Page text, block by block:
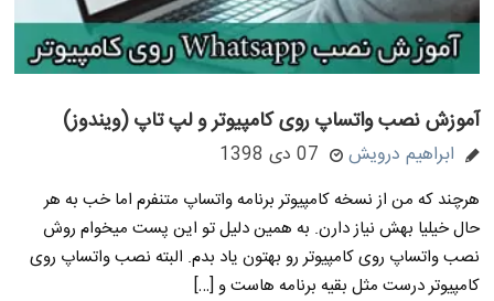
آموزش نصب واتساپ روی کامپیوتر و لپ تاپ (ویندوز)
ابراهیم درویش 07 دی 1398
هرچند که من از نسخه کامپیوتر برنامه واتساپ متنفرم اما خب به هر
حال خیلیا بهش نیاز دارن. به همین دلیل تو این پست میخوام روش
نصب واتساپ روی کامپیوتر رو بهتون یاد بدم. البته نصب واتساپ روی
کامپیوتر درست مثل بقیه برنامه هاست و […]